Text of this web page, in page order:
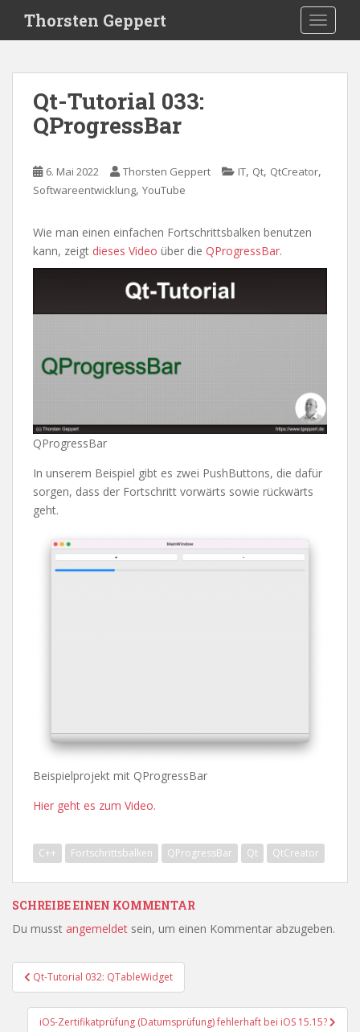
i
Thorsten Geppert
Qt-Tutorial 033:
QProgressBar
6. Mai 2022 Thorsten Geppert IT, Qt, QtCreator,
Softwareentwicklung, YouTube
Wie man einen einfachen Fortschrittsbalken benutzen
kann, zeigt dieses Video über die QProgressBar.
QProgressBar
In unserem Beispiel gibt es zwei PushButtons, die dafür
sorgen, dass der Fortschritt vorwärts sowie rückwärts
geht.
Beispielprojekt mit QProgressBar
Hier geht es zum Video.
C++ Fortschrittsbalken QProgressBar Qt QtCreator
SCHREIBE EINEN KOMMENTAR
Du musst angemeldet sein, um einen Kommentar abzugeben.
Beitragsnavigation
Qt-Tutorial 032: QTableWidget
iOS-Zertifikatprüfung (Datumsprüfung) fehlerhaft bei iOS 15.15?